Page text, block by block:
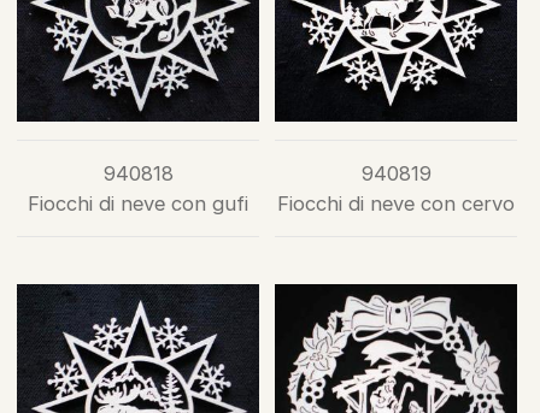
940818
Fiocchi di neve con gufi
940819
Fiocchi di neve con cervo